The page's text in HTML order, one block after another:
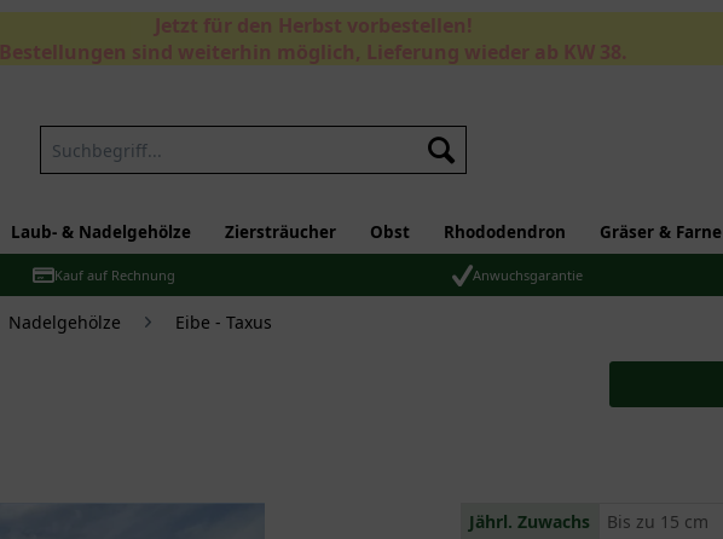
Jetzt für den Herbst vorbestellen!
Bestellungen sind weiterhin möglich, Lieferung wieder ab KW 38.
Suchen
Laub- & Nadelgehölze Ziersträucher Obst Rhododendron Gräser & Farne
Kauf auf Rechnung Anwuchsgarantie
Nadelgehölze Eibe - Taxus
Jährl. Zuwachs
Bis zu 15 cm